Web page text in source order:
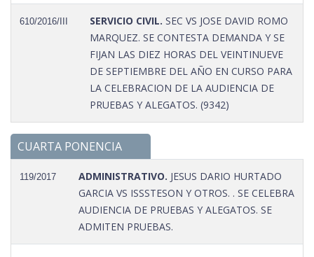
610/2016/III SERVICIO CIVIL. SEC VS JOSE DAVID ROMO
MARQUEZ. SE CONTESTA DEMANDA Y SE
FIJAN LAS DIEZ HORAS DEL VEINTINUEVE
DE SEPTIEMBRE DEL AÑO EN CURSO PARA
LA CELEBRACION DE LA AUDIENCIA DE
PRUEBAS Y ALEGATOS. (9342)
CUARTA PONENCIA
119/2017 ADMINISTRATIVO. JESUS DARIO HURTADO
GARCIA VS ISSSTESON Y OTROS. . SE CELEBRA
AUDIENCIA DE PRUEBAS Y ALEGATOS. SE
ADMITEN PRUEBAS.